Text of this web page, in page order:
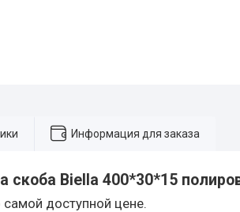
Информация для заказа
скоба Biella 400*30*15
доступной цене.